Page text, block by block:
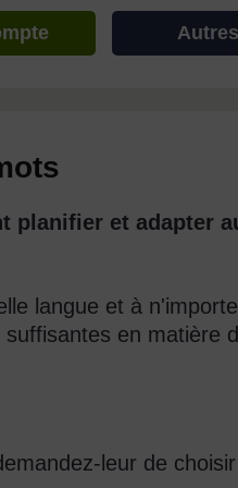
planifier et adapter
langue et à
en matière
leur de